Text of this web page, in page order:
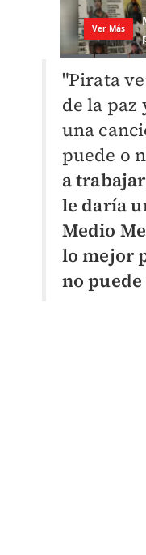
"Pirata
de la
una
puede o
a
le daría
Medio
lo mejor
no